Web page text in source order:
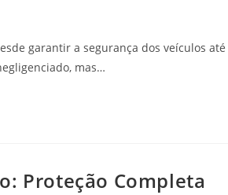
garantir a segurança dos veículos até
mas…
Proteção Completa